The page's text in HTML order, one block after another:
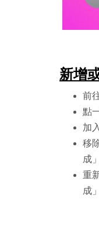
新增
前
點
加
移
成
重
成